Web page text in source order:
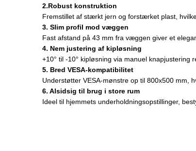
2.Robust konstruktion
Fremstillet af stærkt jern og forstærket plast,
3. Slim profil mod væggen
Fast afstand på 43 mm fra væggen giver et
4. Nem justering af kipløsning
+10° til -10° kipløsning via manuel
5. Bred VESA-kompatibilitet
Understøtter VESA-mønstre op til 800x500 mm,
6. Alsidsig til brug i store rum
Ideel til hjemmets underholdningsopstillinger,